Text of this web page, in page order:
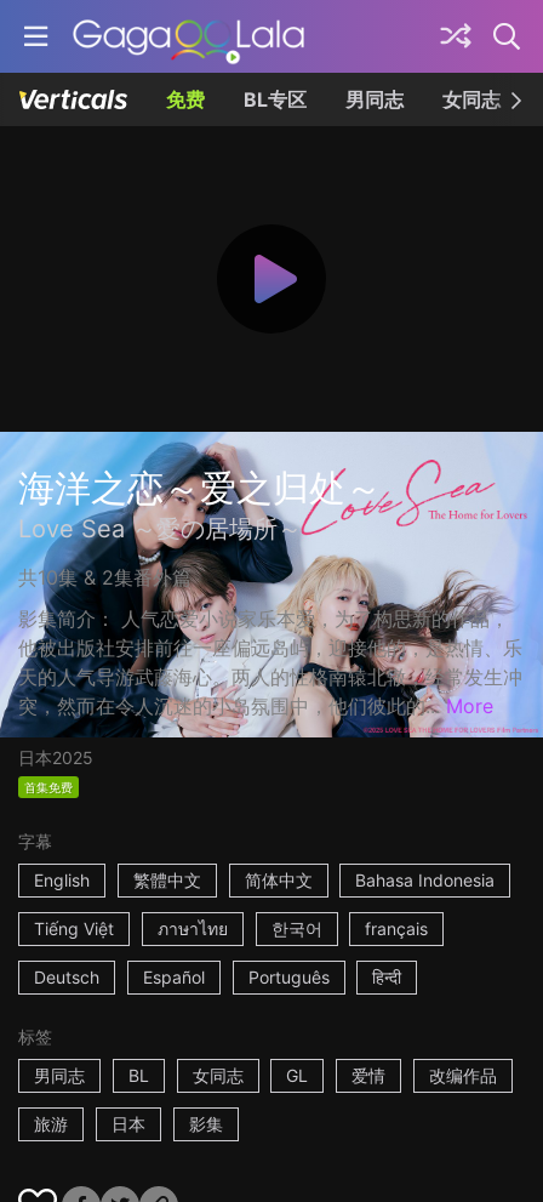
免费 BL专区 男同志 女同志
海洋之恋～爱之归处～
Love Sea ～愛の居場所～
共10集 & 2集番外篇
影集简介： 人气恋爱小说家乐本爱，为了构思新的作品，
他被出版社安排前往一座偏远岛屿，迎接他的，是热情、乐
天的人气导游武藤海心。两人的性格南辕北辙，经常发生冲
突，然而在令人沉迷的小岛氛围中，他们彼此的... More
日本2025
首集免费
字幕
English
繁體中文 简体中文 Bahasa Indonesia
Tiếng Việt ภาษาไทย 한국어 français
Deutsch Español Português हिन्दी
标签
男同志
BL 女同志 GL 爱情 改编作品
旅游 日本 影集